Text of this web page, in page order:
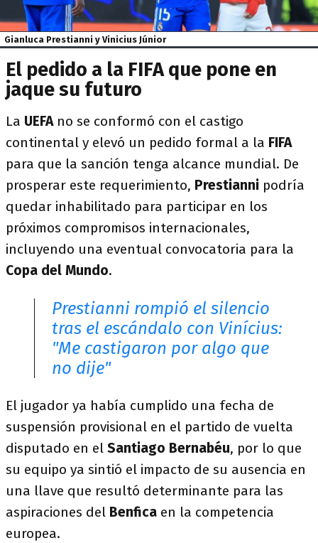
Gianluca Prestianni y Vinicius Júnior
El pedido a la FIFA que pone en
jaque su futuro
La UEFAno se conformó con el castigo
continental y elevó un pedido formal a la FIFA
para que la sanción tenga alcance mundial. De
prosperar este requerimiento, Prestianni podría
quedar inhabilitado para participar en los
próximos compromisos internacionales,
incluyendo una eventual convocatoria para la
Copa del Mundo.
Prestianni rompió el silencio
tras el escándalo con Vinícius:
"Me castigaron por algo que
no dije"
El jugador ya había cumplido una fecha de
suspensión provisional en el partido de vuelta
disputado en el Santiago Bernabéu, por lo que
su equipo ya sintió el impacto de su ausencia en
una llave que resultó determinante para las
aspiraciones del Benfica en la competencia
europea.